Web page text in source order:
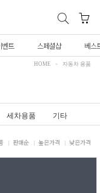
벤트 스페셜샵 베스
HOME 자동차 용품
세차용품 기타
판매순 높은가격 낮은가격